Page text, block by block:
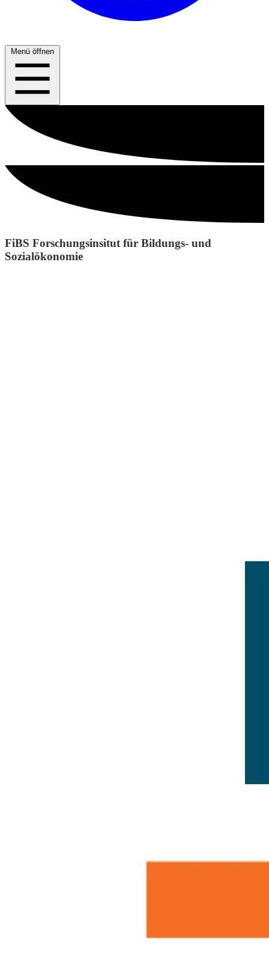
Menü öffnen
FiBS Forschungsinsitut für Bildungs- und
Sozialökonomie